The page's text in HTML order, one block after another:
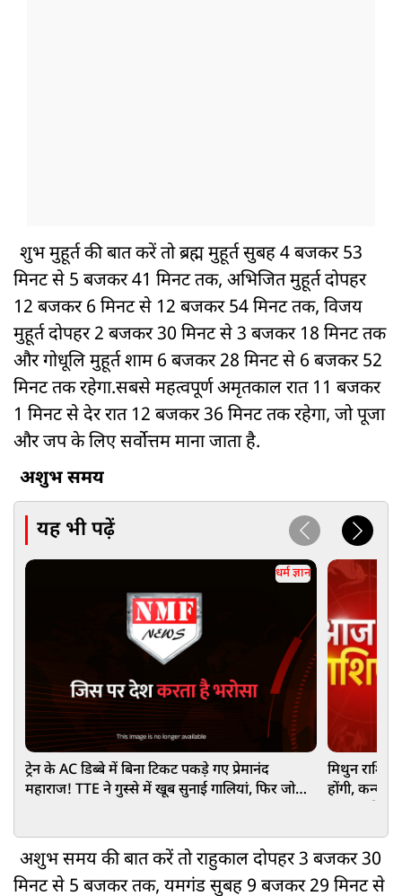
शुभ मुहूर्त की बात करें तो ब्रह्म मुहूर्त सुबह 4 बजकर 53
मिनट से 5 बजकर 41 मिनट तक, अभिजित मुहूर्त दोपहर
12 बजकर 6 मिनट से 12 बजकर 54 मिनट तक, विजय
मुहूर्त दोपहर 2 बजकर 30 मिनट से 3 बजकर 18 मिनट तक
और गोधूलि मुहूर्त शाम 6 बजकर 28 मिनट से 6 बजकर 52
मिनट तक रहेगा.सबसे महत्वपूर्ण अमृतकाल रात 11 बजकर
1 मिनट से देर रात 12 बजकर 36 मिनट तक रहेगा, जो पूजा
और जप के लिए सर्वोत्तम माना जाता है.
अशुभ समय
यह भी पढ़ें
धर्म ज्ञान
ट्रेन के AC डिब्बे में बिना टिकट पकड़े गए प्रेमानंद
महाराज! TTE ने गुस्से में खूब सुनाई गालियां, फिर जो
मिथुन राशि
होंगी, कन्या
अशुभ समय की बात करें तो राहुकाल दोपहर 3 बजकर 30
मिनट से 5 बजकर तक, यमगंड सुबह 9 बजकर 29 मिनट से